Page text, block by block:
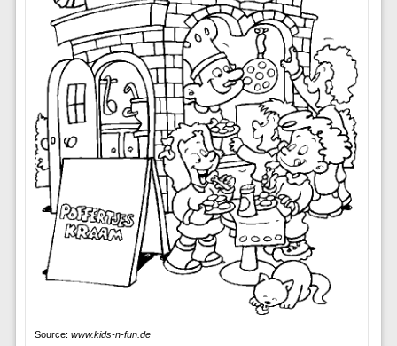
Source: www.kids-n-fun.de